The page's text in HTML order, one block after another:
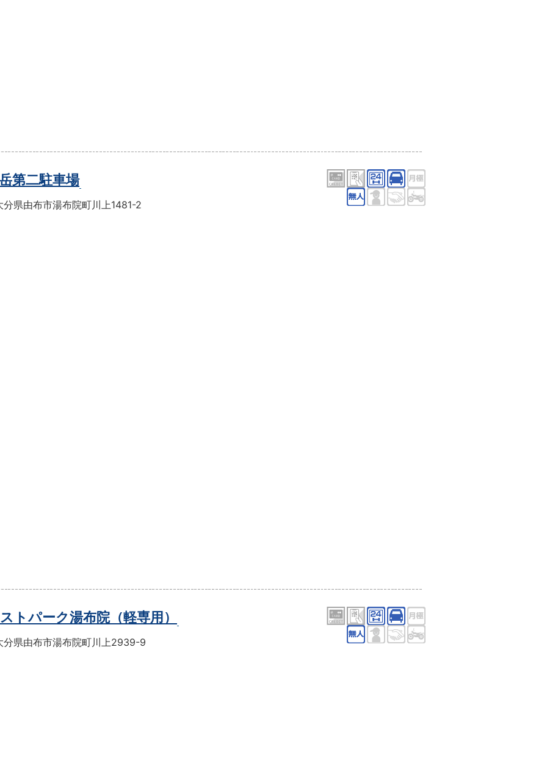
第二駐車場
分県由布市湯布院町川上1481-2
トパーク湯布院（軽専用）
分県由布市湯布院町川上2939-9